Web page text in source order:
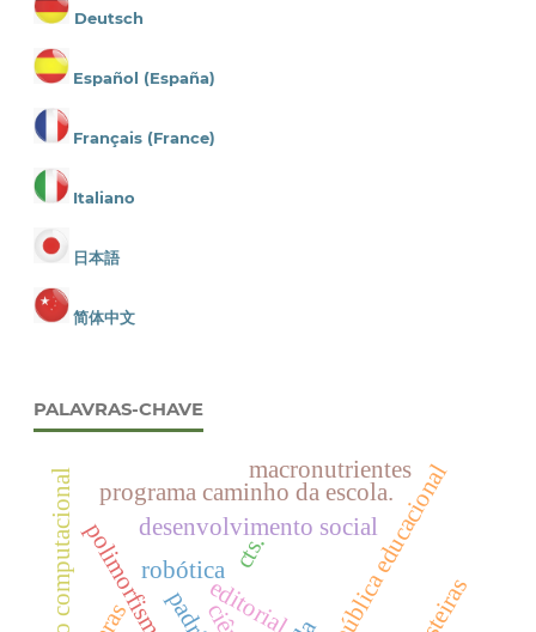
Deutsch
Español (España)
Français (France)
Italiano
日本語
简体中文
PALAVRAS-CHAVE
editorial
programa caminho da escola.
robótica
visão computacional desenvolvimento social
cts.
macronutrientes